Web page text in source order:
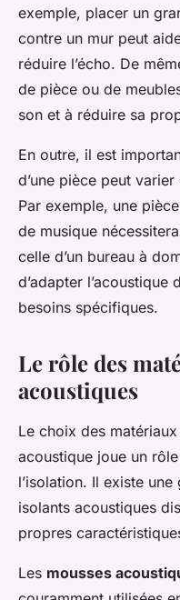
exemple, placer un
contre un mur peut
réduire l’écho. De
de pièce ou de
son et à réduire sa
En outre, il est
d’une pièce peut
Par exemple, une
de musique
celle d’un bureau à
d’adapter
besoins spécifiques.
Le rôle des
acoustiques
Le choix des
acoustique joue un
l’isolation. Il existe
isolants acoustiques
propres
Les mousses